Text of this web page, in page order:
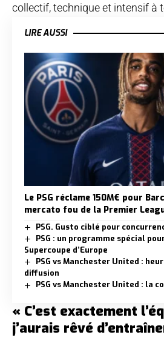
collectif, technique et intensif à
LIRE AUSSI
Le PSG réclame 150M€ pour
mercato fou de la Premier
PSG. Gusto ciblé pour
PSG : un programme spécial
Supercoupe d’Europe
PSG vs Manchester United :
diffusion
PSG vs Manchester United : la
« C’est exactement
j’aurais rêvé